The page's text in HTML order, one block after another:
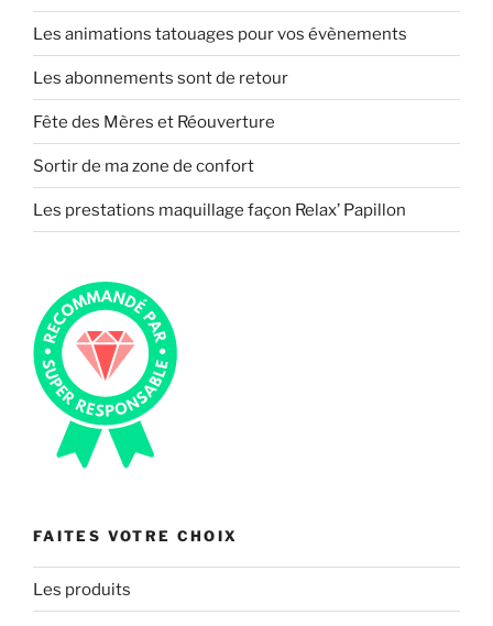
Les animations tatouages pour vos évènements
Les abonnements sont de retour
Fête des Mères et Réouverture
Sortir de ma zone de confort
Les prestations maquillage façon Relax’ Papillon
FAITES VOTRE CHOIX
Les produits